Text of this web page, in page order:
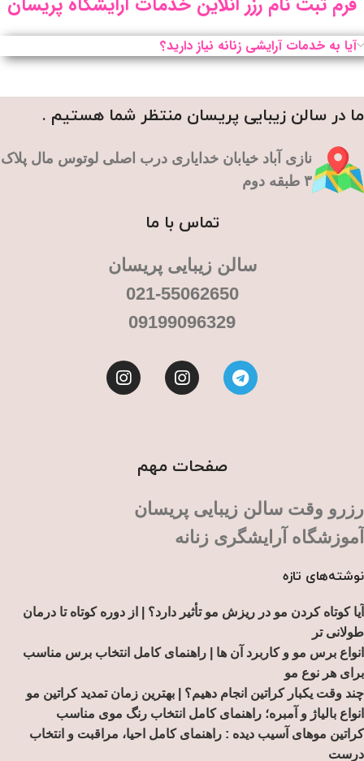
آیا به خدمات آرایشی زنانه نیاز دارید؟
ما در سالن زیبایی پریسان منتظر شما هستیم .
نازی آباد خیابان خدایاری درب اصلی لوتوس مال پلاک
۳ طبقه دوم
تماس با ما
سالن زیبایی پریسان
021-55062650
09199096329
صفحات مهم
رزرو وقت سالن زیبایی پریسان
آموزشگاه آرایشگری زنانه
نوشته‌های تازه
آیا کوتاه کردن مو در ریزش مو تأثیر دارد؟ | از دوره کوتاه تا درمان
طولانی تر
انواع برس مو و کاربرد آن ها | راهنمای کامل انتخاب برس مناسب
برای هر نوع مو
چند وقت یکبار کراتین انجام دهیم؟ | بهترین زمان تمدید کراتین مو
انواع بالیاژ و آمبره؛ راهنمای کامل انتخاب رنگ موی مناسب
کراتین موهای آسیب دیده : راهنمای کامل احیا، مراقبت و انتخاب
درست